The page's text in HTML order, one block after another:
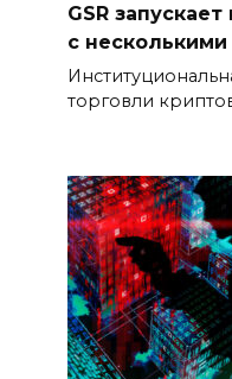
GSR
с несколькими
торговли